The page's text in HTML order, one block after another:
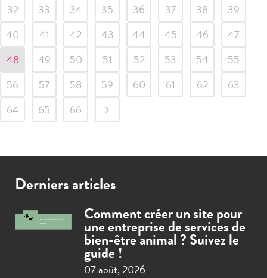
32
33 34 35 36 37 38
39
40
41 42 43 44 45 46
47
48
49 50 51 52 53 54
55
56
57 58 59 60 61 62
63
64
65 66
Derniers articles
Comment créer un site pour
une entreprise de services de
bien-être animal ? Suivez le
guide !
07 août, 2026